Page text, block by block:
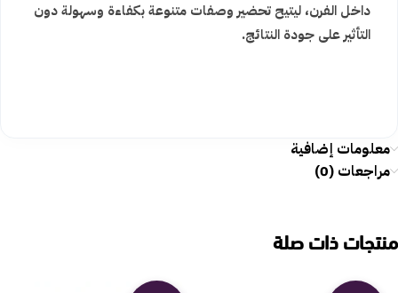
داخل الفرن، ليتيح تحضير وصفات متنوعة بكفاءة وسهولة دون
التأثير على جودة النتائج.
معلومات إضافية
مراجعات (0)
منتجات ذات صلة